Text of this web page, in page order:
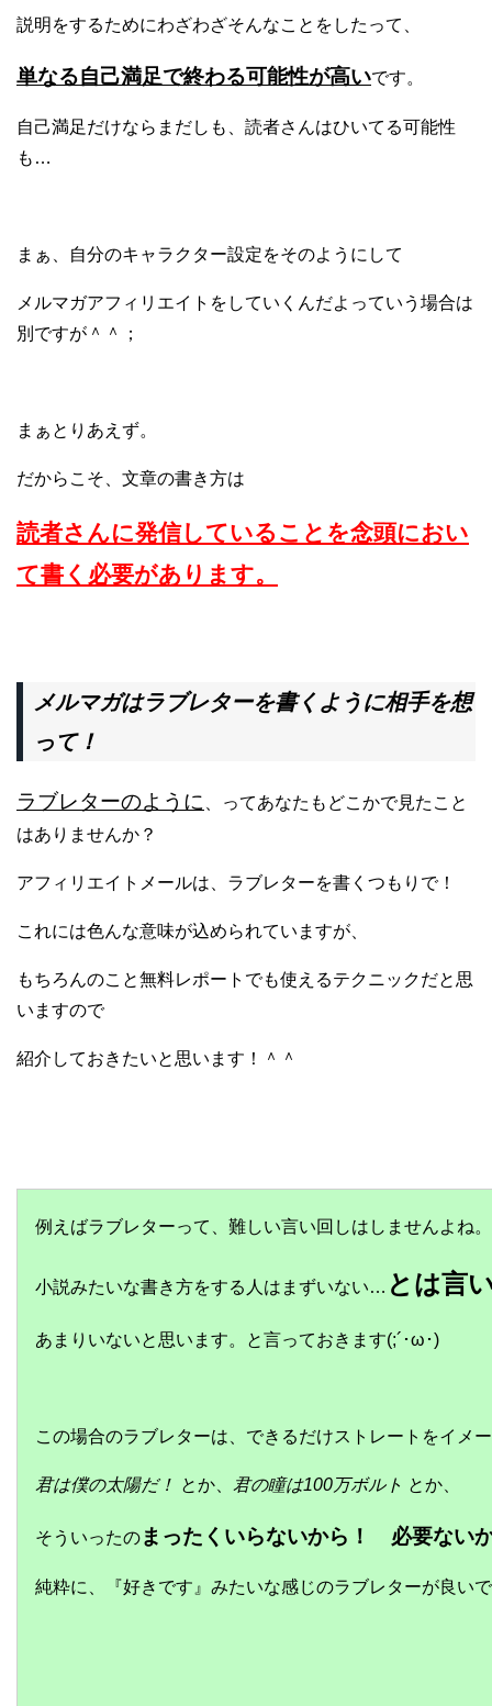
説明をするためにわざわざそんなことをしたって、
単なる自己満足で終わる可能性が高いです。
自己満足だけならまだしも、読者さんはひいてる可能性
も…
まぁ、自分のキャラクター設定をそのようにして
メルマガアフィリエイトをしていくんだよっていう場合は
別ですが＾＾；
まぁとりあえず。
だからこそ、文章の書き方は
読者さんに発信していることを念頭におい
て書く必要があります。
メルマガはラブレターを書くように相手を想
って！
ラブレターのように
、ってあなたもどこかで見たこと
はありませんか？
アフィリエイトメールは、ラブレターを書くつもりで！
これには色んな意味が込められていますが、
もちろんのこと無料レポートでも使えるテクニックだと思
いますので
紹介しておきたいと思います！＾＾
例えばラブレターって、難しい言い回しはしませんよね。
小説みたいな書き方をする人はまずいない… とは言
あまりいないと思います。と言っておきます(;´･ω･)
この場合のラブレターは、できるだけストレートをイメ
君は僕の太陽だ！ とか、 君の瞳は100万ボルト とか、
そういったのまったくいらないから！ 必要ない
純粋に、『好きです』みたいな感じのラブレターが良い